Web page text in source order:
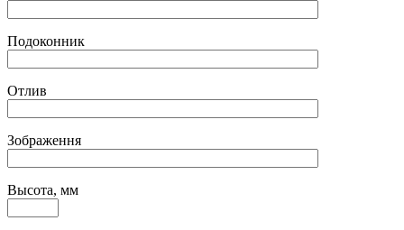
Подоконник
Отлив
Зображення
Высота, мм